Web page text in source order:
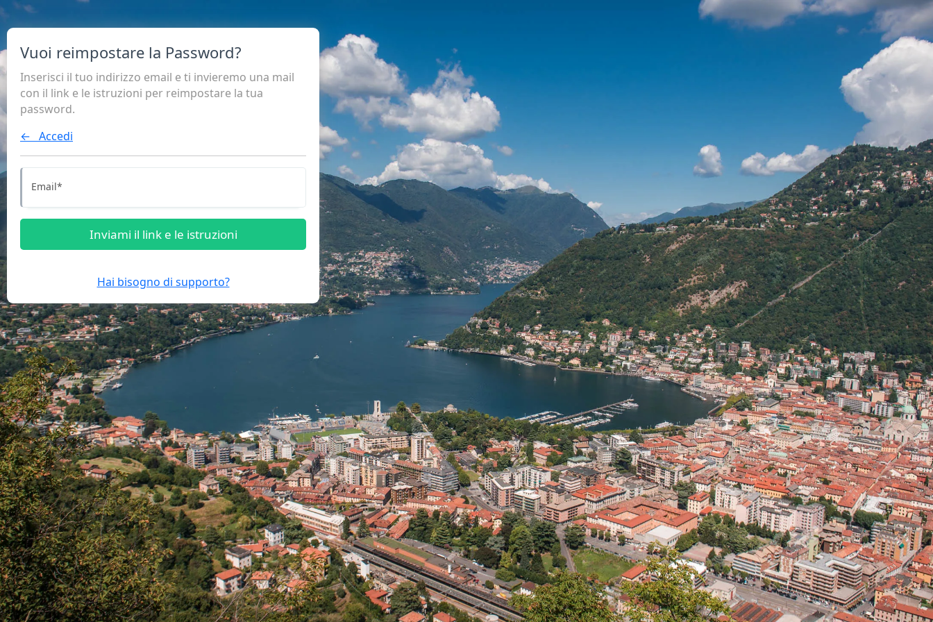
Vuoi reimpostare la Password?
Inserisci il tuo indirizzo email e ti invieremo una mail
con il link e le istruzioni per reimpostare la tua
password.
← Accedi
Email*
Inviami il link e le istruzioni
Hai bisogno di supporto?